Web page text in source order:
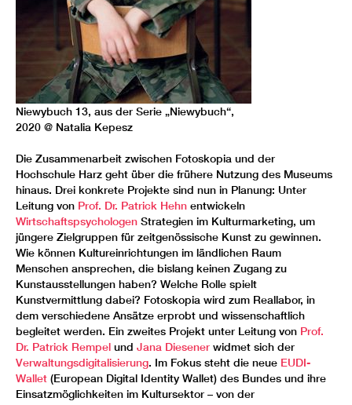
Niewybuch 13, aus der Serie „Niewybuch“,
2020 @ Natalia Kepesz
Die Zusammenarbeit zwischen Fotoskopia und der
Hochschule Harz geht über die frühere Nutzung des Museums
hinaus. Drei konkrete Projekte sind nun in Planung: Unter
Leitung von Prof. Dr. Patrick Hehn entwickeln
Wirtschaftspsychologen Strategien im Kulturmarketing, um
jüngere Zielgruppen für zeitgenössische Kunst zu gewinnen.
Wie können Kultureinrichtungen im ländlichen Raum
Menschen ansprechen, die bislang keinen Zugang zu
Kunstausstellungen haben? Welche Rolle spielt
Kunstvermittlung dabei? Fotoskopia wird zum Reallabor, in
dem verschiedene Ansätze erprobt und wissenschaftlich
begleitet werden. Ein zweites Projekt unter Leitung von Prof.
Dr. Patrick Rempel und Jana Diesener widmet sich der
Verwaltungsdigitalisierung. Im Fokus steht die neue EUDI-
Wallet (European Digital Identity Wallet) des Bundes und ihre
Einsatzmöglichkeiten im Kultursektor – von der